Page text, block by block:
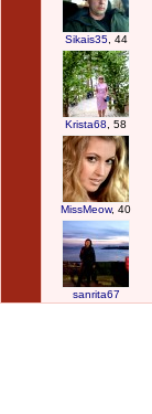
Sikais35, 44
Krista68 , 58
MissMeow, 40
sanrita67